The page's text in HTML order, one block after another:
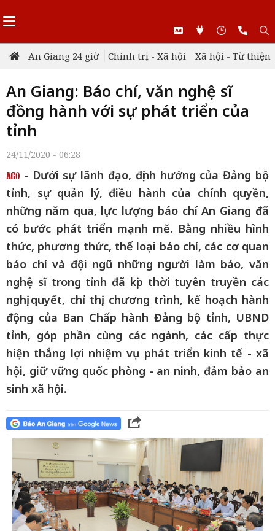
An Giang 24 giờ Chính trị - Xã hội Xã hội - Từ thiện
An Giang: Báo chí, văn nghệ sĩ
đồng hành với sự phát triển của
tỉnh
24/11/2020 - 06:28
- Dưới sự lãnh đạo, định hướng của Đảng bộ
tỉnh, sự quản lý, điều hành của chính quyền,
những năm qua, lực lượng báo chí An Giang đã
có bước phát triển mạnh mẽ. Bằng nhiều hình
thức, phương thức, thể loại báo chí, các cơ quan
báo chí và đội ngũ những người làm báo, văn
nghệ sĩ trong tỉnh đã kịp thời tuyên truyền các
nghị quyết, chỉ thị, chương trình, kế hoạch hành
động của Ban Chấp hành Đảng bộ tỉnh, UBND
tỉnh, góp phần cùng các ngành, các cấp thực
hiện thắng lợi nhiệm vụ phát triển kinh tế - xã
hội, giữ vững quốc phòng - an ninh, đảm bảo an
sinh xã hội.